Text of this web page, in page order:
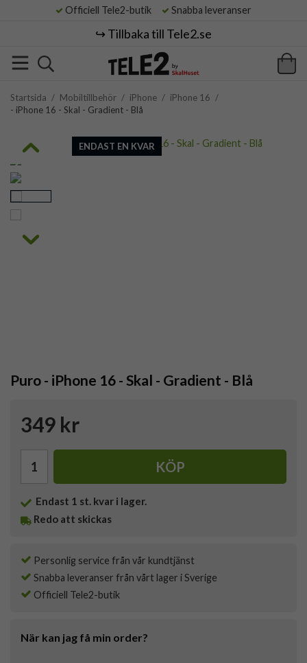
Officiell Tele2-butik Snabba leveranser
↪️ Tillbaka till Tele2.se
Startsida / Mobiltillbehör / iPhone / iPhone 16 /
- iPhone 16 - Skal - Gradient - Blå
ENDAST EN KVAR
Puro - iPhone 16 - Skal - Gradient - Blå
349 kr
KÖP
Endast 1 st. kvar i lager.
Redo att skickas
Personlig service från vår kundtjänst
Snabba leveranser från vårt lager i Sverige
Officiell Tele2-butik
När kan jag få min order?